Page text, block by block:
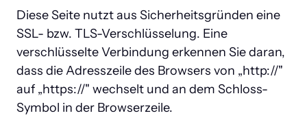
Diese Seite nutzt aus Sicherheitsgründen eine
SSL- bzw. TLS-Verschlüsselung. Eine
verschlüsselte Verbindung erkennen Sie daran,
dass die Adresszeile des Browsers von „http://"
auf „https://" wechselt und an dem Schloss-
Symbol in der Browserzeile.